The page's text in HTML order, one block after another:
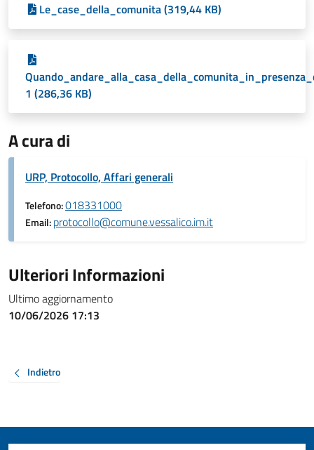
Le_case_della_comunita (319,44 KB)
1 (286,36 KB)
A cura di
URP, Protocollo, Affari generali
Telefono:018331000
Email:protocollo@comune.vessalico.im.it
Ulteriori Informazioni
Ultimo aggiornamento
10/06/2026 17:13
Indietro